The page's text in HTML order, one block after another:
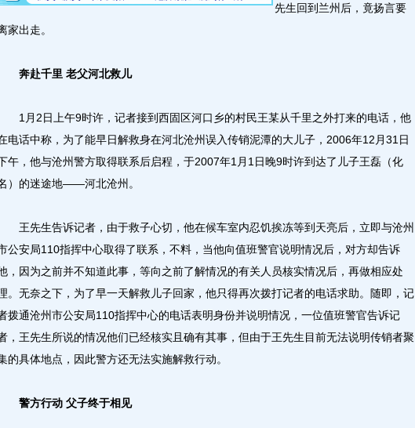
先生回到兰州后，竟扬言要
家出走。
奔赴千里 老父河北救儿
1月2日上午9时许，记者接到西固区河口乡的村民王某从千里之外打来的电话，他
电话中称，为了能早日解救身在河北沧州误入传销泥潭的大儿子，2006年12月31日
午，他与沧州警方取得联系后启程，于2007年1月1日晚9时许到达了儿子王磊（化
）的迷途地——河北沧州。
王先生告诉记者，由于救子心切，他在候车室内忍饥挨冻等到天亮后，立即与沧州
公安局110指挥中心取得了联系，不料，当他向值班警官说明情况后，对方却告诉
，因为之前并不知道此事，等向之前了解情况的有关人员核实情况后，再做相应处
。无奈之下，为了早一天解救儿子回家，他只得再次拨打记者的电话求助。随即，记
拨通沧州市公安局110指挥中心的电话表明身份并说明情况，一位值班警官告诉记
，王先生所说的情况他们已经核实且确有其事，但由于王先生目前无法说明传销者聚
的具体地点，因此警方还无法实施解救行动。
警方行动 父子终于相见